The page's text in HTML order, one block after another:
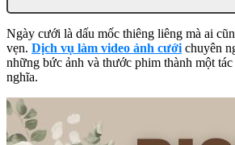
Ngày cưới là dấu mốc thiêng liêng mà ai
vẹn. Dịch vụ làm video ảnh cưới chuyên
những bức ảnh và thước phim thành một
nghĩa.